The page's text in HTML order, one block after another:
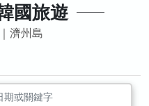
國旅遊
濟州島
期或關鍵字